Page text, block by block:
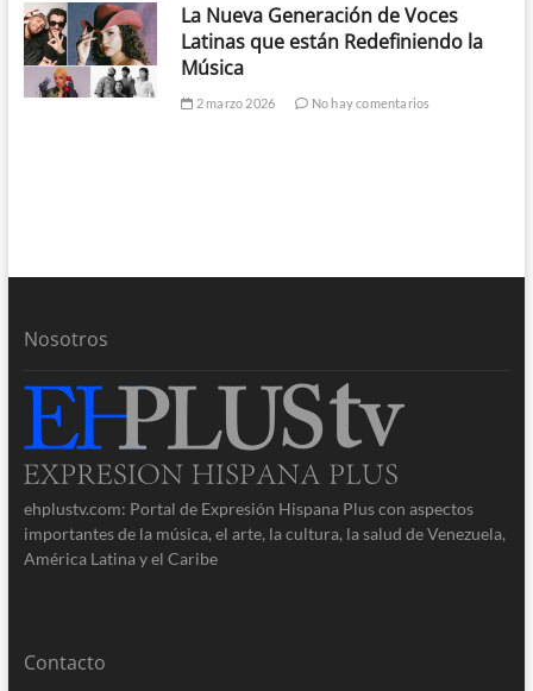
La Nueva Generación de Voces
Latinas que están Redefiniendo la
Música
2 marzo 2026 No hay comentarios
Nosotros
ehplustv.com: Portal de Expresión Hispana Plus con aspectos
importantes de la música, el arte, la cultura, la salud de Venezuela,
América Latina y el Caribe
Contacto